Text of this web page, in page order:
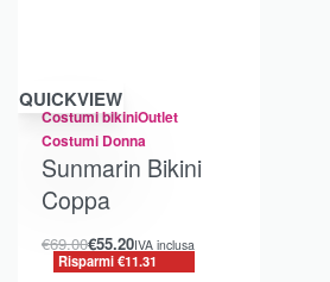
Risparmi €11.31
QUICKVIEW
Costumi bikiniOutlet
Costumi Donna
Sunmarin Bikini
Coppa
€69.00€55.20IVA inclusa
Risparmi €11.31